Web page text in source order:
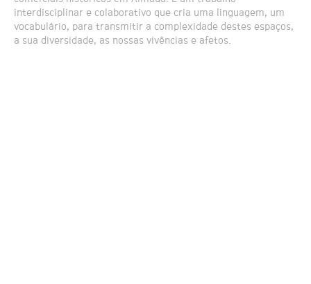
interdisciplinar e colaborativo que cria uma linguagem, um
vocabulário, para transmitir a complexidade destes espaços,
a sua diversidade, as nossas vivências e afetos.